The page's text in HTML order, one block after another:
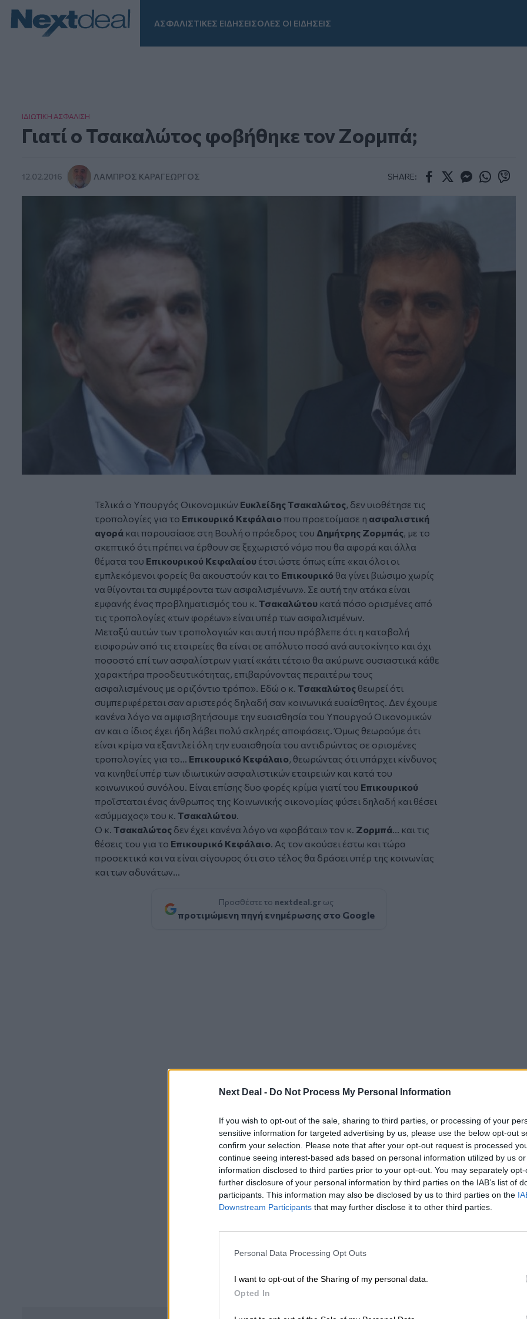
Next Deal - Do Not Process My Personal Information
If you wish to opt-out of the sale, sharing to third parties, or processing of your
sensitive information for targeted advertising by us, please use the below opt-out
confirm your selection. Please note that after your opt-out request is processed
continue seeing interest-based ads based on personal information utilized by us
information disclosed to third parties prior to your opt-out. You may separately
further disclosure of your personal information by third parties on the IAB’s list of
participants. This information may also be disclosed by us to third parties on the
Downstream Participants that may further disclose it to other third parties.
Personal Data Processing Opt Outs
I want to opt-out of the Sharing of my personal data.
Opted In
ΑΣΦΑΛΙΣΤΙΚΕΣ ΕΙΔΗΣΕΙΣΟΛΕΣ ΟΙ ΕΙΔΗΣΕΙΣ
ΙΔΙΩΤΙΚΗ ΑΣΦAΛΙΣΗ
Γιατί ο Τσακαλώτος φοβήθηκε τον Ζορμπά;
12.02.2016 ΛΆΜΠΡΟΣ ΚΑΡΑΓΕΏΡΓΟΣ SHARE:
Τελικά ο Υπουργός Οικονομικών Ευκλείδης Τσακαλώτος, δεν υιοθέτησε τις
τροπολογίες για το Επικουρικό Κεφάλαιοπου προετοίμασε η ασφαλιστική
αγορά και παρουσίασε στη Βουλή ο πρόεδρος του Δημήτρης Ζορμπάς, με το
σκεπτικό ότι πρέπει να έρθουν σε ξεχωριστό νόμο που θα αφορά και άλλα
θέματα του Επικουρικού Κεφαλαίου έτσι ώστε όπως είπε «και όλοι οι
εμπλεκόμενοι φορείς θα ακουστούν και το Επικουρικό θα γίνει βιώσιμο χωρίς
να θίγονται τα συμφέροντα των ασφαλισμένων». Σε αυτή την ατάκα είναι
εμφανής ένας προβληματισμός του κ. Τσακαλώτου κατά πόσο ορισμένες από
τις τροπολογίες «των φορέων» είναι υπέρ των ασφαλισμένων.
Μεταξύ αυτών των τροπολογιών και αυτή που πρόβλεπε ότι η καταβολή
εισφορών από τις εταιρείες θα είναι σε απόλυτο ποσό ανά αυτοκίνητο και όχι
ποσοστό επί των ασφαλίστρων γιατί «κάτι τέτοιο θα ακύρωνε ουσιαστικά κάθε
χαρακτήρα προοδευτικότητας, επιβαρύνοντας περαιτέρω τους
ασφαλισμένους με οριζόντιο τρόπο». Εδώ ο κ. Τσακαλώτος θεωρεί ότι
συμπεριφέρεται σαν αριστερός δηλαδή σαν κοινωνικά ευαίσθητος. Δεν έχουμε
κανένα λόγο να αμφισβητήσουμε την ευαισθησία του Υπουργού Οικονομικών
αν και ο ίδιος έχει ήδη λάβει πολύ σκληρές αποφάσεις. Όμως θεωρούμε ότι
είναι κρίμα να εξαντλεί όλη την ευαισθησία του αντιδρώντας σε ορισμένες
τροπολογίες για το... Επικουρικό Κεφάλαιο, θεωρώντας ότι υπάρχει κίνδυνος
να κινηθεί υπέρ των ιδιωτικών ασφαλιστικών εταιρειών και κατά του
κοινωνικού συνόλου. Είναι επίσης δυο φορές κρίμα γιατί του Επικουρικού
προΐσταται ένας άνθρωπος της Κοινωνικής οικονομίας φύσει δηλαδή και θέσει
«σύμμαχος» του κ. Τσακαλώτου.
Ο κ. Τσακαλώτος δεν έχει κανένα λόγο να «φοβάται» τον κ. Ζορμπά... και τις
θέσεις του για το Επικουρικό Κεφάλαιο. Ας τον ακούσει έστω και τώρα
προσεκτικά και να είναι σίγουρος ότι στο τέλος θα δράσει υπέρ της κοινωνίας
και των αδυνάτων...
Προσθέστε το nextdeal.grως
προτιμώμενη πηγή ενημέρωσης στο Google